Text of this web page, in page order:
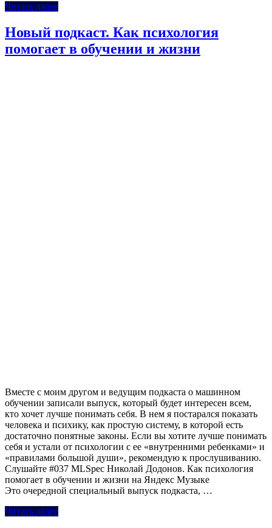
Читать далее
Новый подкаст. Как психология
помогает в обучении и жизни
Вместе с моим другом и ведущим подкаста о машинном
обучении записали выпуск, который будет интересен всем,
кто хочет лучше понимать себя. В нем я постарался показать
человека и психику, как простую систему, в которой есть
достаточно понятные законы. Если вы хотите лучше понимать
себя и устали от психологии с ее «внутренними ребенками» и
«правилами большой души», рекомендую к прослушиванию.
Слушайте #037 MLSpec Николай Додонов. Как психология
помогает в обучении и жизни на Яндекс Музыке
Это очередной специальный выпуск подкаста, …
Читать далее